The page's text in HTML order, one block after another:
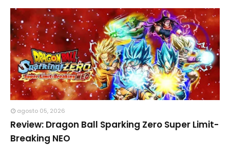
agosto 05, 2026
Review: Dragon Ball Sparking Zero Super Limit-
Breaking NEO